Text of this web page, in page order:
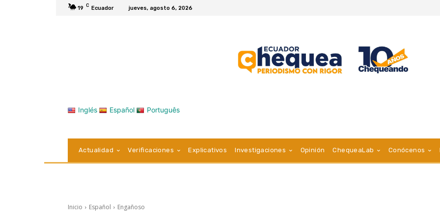
19 C Ecuador jueves, agosto 6, 2026
Inglés Español Português
Actualidad Verificaciones Explicativos Investigaciones Opinión ChequeaLab Conócenos
Inicio Español Engañoso